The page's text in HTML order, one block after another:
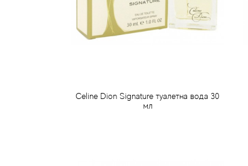
Celine Dion Signature туалетна вода 30
мл